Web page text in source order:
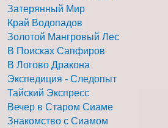
Затерянный Мир
Край Водопадов
Золотой Мангровый Лес
В Поисках Сапфиров
В Логово Дракона
Экспедиция - Следопыт
Тайский Экспресс
Вечер в Старом Сиаме
Знакомство с Сиамом